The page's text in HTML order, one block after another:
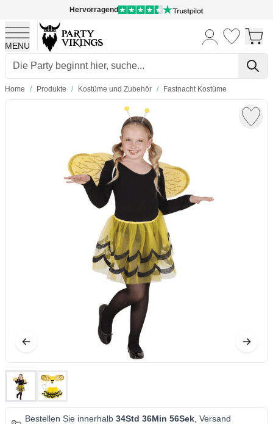
Hervorragend
MENU
Skip to Content
Home / Produkte / Kostüme und Zubehör / Fastnacht Kostüme
Bestellen Sie innerhalb 34Std 36Min 56Sek , Versand